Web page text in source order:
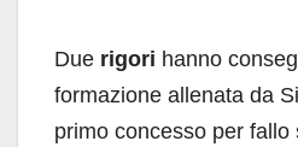
Due rigori hanno
formazione allenata da
primo concesso per fallo